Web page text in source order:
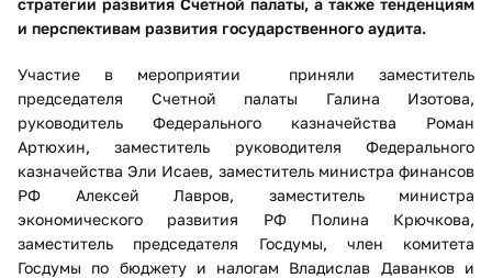
стратегии развития Счетной палаты, а также тенденциям
и перспективам развития государственного аудита.
Участие в мероприятии приняли заместитель
председателя Счетной палаты Галина Изотова,
руководитель Федерального казначейства Роман
Артюхин, заместитель руководителя Федерального
казначейства Эли Исаев, заместитель министра финансов
РФ Алексей Лавров, заместитель министра
экономического развития РФ Полина Крючкова,
заместитель председателя Госдумы, член комитета
Госдумы по бюджету и налогам Владислав Даванков и